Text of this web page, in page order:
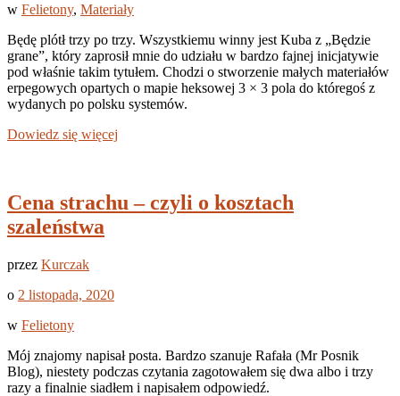
w Felietony, Materiały
Będę plótł trzy po trzy. Wszystkiemu winny jest Kuba z „Będzie
grane”, który zaprosił mnie do udziału w bardzo fajnej inicjatywie
pod właśnie takim tytułem. Chodzi o stworzenie małych materiałów
erpegowych opartych o mapie heksowej 3 × 3 pola do któregoś z
wydanych po polsku systemów.
Dowiedz się więcej
Cena strachu – czyli o kosztach
szaleństwa
przez Kurczak
o 2 listopada, 2020
w Felietony
Mój znajomy napisał posta. Bardzo szanuje Rafała (Mr Posnik
Blog), niestety podczas czytania zagotowałem się dwa albo i trzy
razy a finalnie siadłem i napisałem odpowiedź.